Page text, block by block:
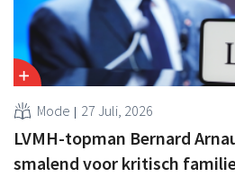
Mode 27 Juli, 2026
LVMH-topman Bernard
smalend voor kritisch